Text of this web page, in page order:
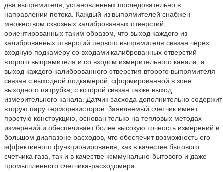
два выпрямителя, установленных последовательно в
направлении потока. Каждый из выпрямителей снабжен
множеством сквозных калиброванных отверстий,
ориентированных таким образом, что выход каждого из
калиброванных отверстий первого выпрямителя связан через
входную подкамеру со входами калиброванных отверстий
второго выпрямителя и со входом измерительного канала, а
выход каждого калиброванного отверстия второго выпрямителя
связан с выходной подкамерой, сформированной в зоне
выходного патрубка, с которой связан также выход
измерительного канала. Датчик расхода дополнительно содержит
вторую пару терморезисторов. Заявляемый счетчик имеет
простую конструкцию, основан только на тепловых методах
измерений и обеспечивает более высокую точность измерений в
большом диапазоне расходов, что обеспечит возможность его
эффективного функционирования, как в качестве бытового
счетчика газа, так и в качестве коммунально-бытового и даже
промышленного счетчика-расходомера.